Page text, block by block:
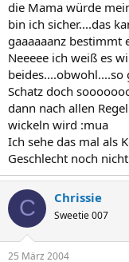
die Mama würde
bin ich sicher....das
gaaaaaanz bestimmt
Neeeee ich weiß es
beides....obwohl....so
Schatz doch
dann nach allen
wickeln wird :mua
Ich sehe das mal als
Geschlecht noch
C Chrissie
Sweetie 007
25 März 2004